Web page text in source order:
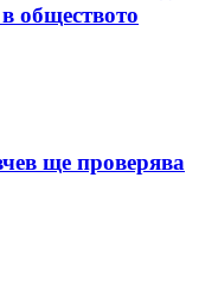
обществото
ще проверява